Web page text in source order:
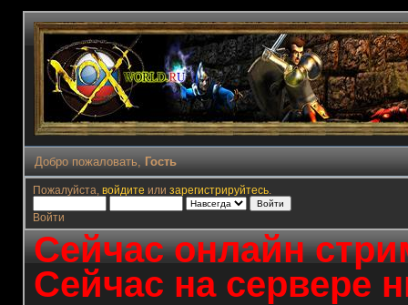
Добро пожаловать, Гость
Пожалуйста, войдите или зарегистрируйтесь.
Войти
Сейчас онлайн
Сейчас на сервере